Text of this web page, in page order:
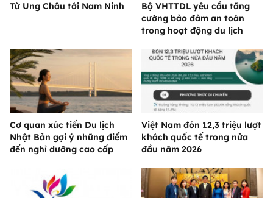
Từ Ung Châu tới Nam Ninh
Bộ VHTTDL yêu cầu tăng
cường bảo đảm an toàn
trong hoạt động du lịch
Cơ quan xúc tiến Du lịch
Nhật Bản gợi ý những điểm
đến nghỉ dưỡng cao cấp
Việt Nam đón 12,3 triệu lượt
khách quốc tế trong nửa
đầu năm 2026